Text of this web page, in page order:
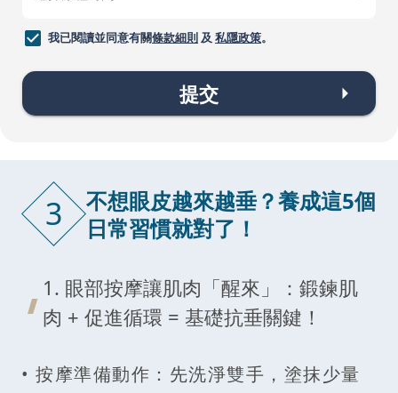
我已閱讀並同意有關條款細則及 私隱政策。
提交
3
不想眼皮越來越垂？養成這5個
日常習慣就對了！
1. 眼部按摩讓肌肉「醒來」：鍛鍊肌
肉 + 促進循環 = 基礎抗垂關鍵！
• 按摩準備動作：先洗淨雙手，塗抹少量